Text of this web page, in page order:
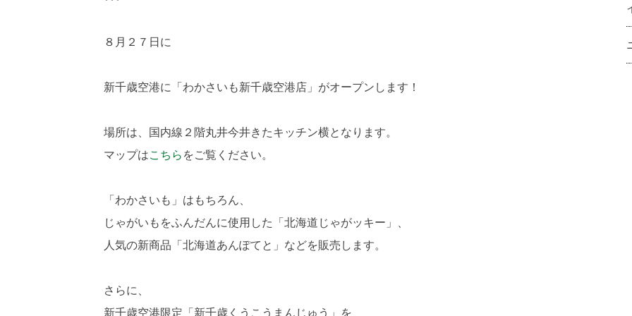
８月２７日に
新千歳空港に「わかさいも新千歳空港店」がオープンします！
場所は、国内線２階丸井今井きたキッチン横となります。
マップはこちら をご覧ください。
「わかさいも」はもちろん、
じゃがいもをふんだんに使用した「北海道じゃがッキー」、
人気の新商品「北海道あんぽてと」などを販売します。
さらに、
新千歳空港限定「新千歳くうこうまんじゅう」を